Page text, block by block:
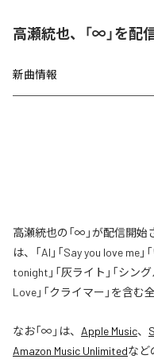
高瀬統也、「∞」を配
新曲情報
高瀬統也の「∞」が配信開
は、「AI」「Say you love me」
tonight」「灰ライト」「シン
Love」「クライマー」を含む
なお「∞ 」は、 Apple Music、
Amazon Music Unlimitedなど